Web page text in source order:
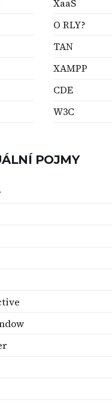
XaaS
O RLY?
TAN
XAMPP
CDE
W3C
POJMY